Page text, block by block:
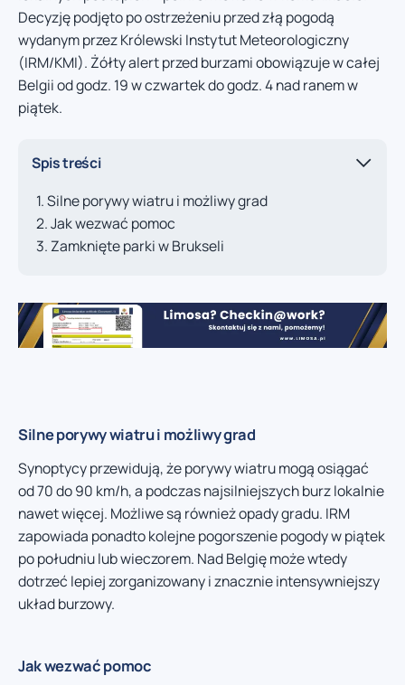
Decyzję podjęto po ostrzeżeniu przed złą pogodą
wydanym przez Królewski Instytut Meteorologiczny
(IRM/KMI). Żółty alert przed burzami obowiązuje w całej
Belgii od godz. 19 w czwartek do godz. 4 nad ranem w
piątek.
Spis treści
Silne porywy wiatru i możliwy grad
Jak wezwać pomoc
Zamknięte parki w Brukseli
Silne porywy wiatru i możliwy grad
Synoptycy przewidują, że porywy wiatru mogą osiągać
od 70 do 90 km/h, a podczas najsilniejszych burz lokalnie
nawet więcej. Możliwe są również opady gradu. IRM
zapowiada ponadto kolejne pogorszenie pogody w piątek
po południu lub wieczorem. Nad Belgię może wtedy
dotrzeć lepiej zorganizowany i znacznie intensywniejszy
układ burzowy.
Jak wezwać pomoc